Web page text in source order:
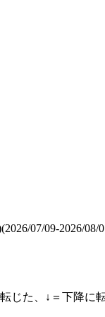
07/09-2026/08/
じた、↓＝下降に転